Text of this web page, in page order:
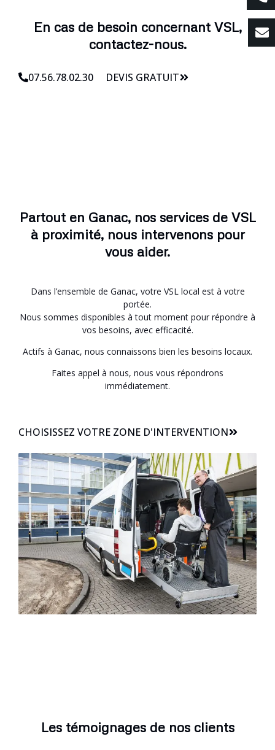
En cas de besoin concernant VSL,
contactez-nous.
07.56.78.02.30 DEVIS GRATUIT
Partout en Ganac, nos services de VSL
à proximité, nous intervenons pour
vous aider.
Dans l’ensemble de Ganac, votre VSL local est à votre
portée.
Nous sommes disponibles à tout moment pour répondre à
vos besoins, avec efficacité.
Actifs à Ganac, nous connaissons bien les besoins locaux.
Faites appel à nous, nous vous répondrons
immédiatement.
CHOISISSEZ VOTRE ZONE D'INTERVENTION
Les témoignages de nos clients